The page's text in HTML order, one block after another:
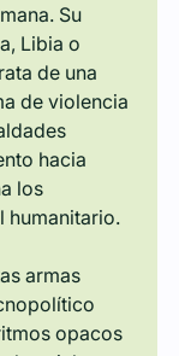
Su
Libia o
de una
de violencia
hacia
los
humanitario.
armas
opacos